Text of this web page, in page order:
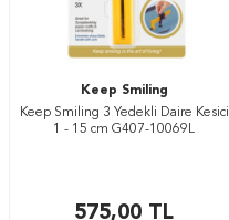
Keep Smiling
Keep Smiling 3 Yedekli Daire Kesici
1 - 15 cm G407-10069L
575,00 TL